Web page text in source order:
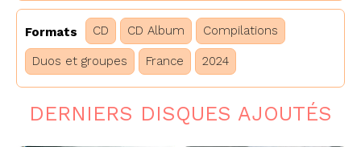
Formats CD CD Album Compilations
Duos et groupes France 2024
DERNIERS DISQUES AJOUTÉS